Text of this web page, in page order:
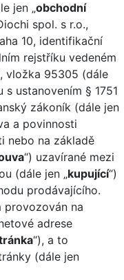
jen „obchodní
spol. s r.o.,
10, identifikační
rejstříku vedeném
vložka 95305 (dále
s ustanovením § 1751
zákoník (dále jen
a povinnosti
nebo na základě
“) uzavírané mezi
(dále jen „kupující“)
prodávajícího.
provozován na
adrese
“), a to
(dále jen